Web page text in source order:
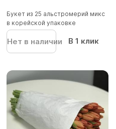
Букет из 25 альстромерий микс
в корейской упаковке
Нет в наличии В 1 клик